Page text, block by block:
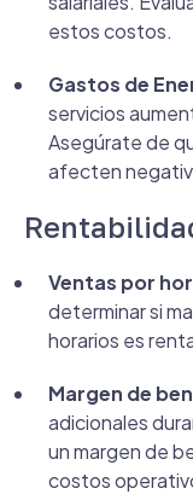
estos costos.
Gastos de
servicios
Asegúrate de
afecten
Ventas por
determinar si
horarios es
Margen de
adicionales
un margen de
costos